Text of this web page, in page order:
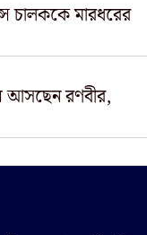
চালককে মারধরের
আসছেন রণবীর,